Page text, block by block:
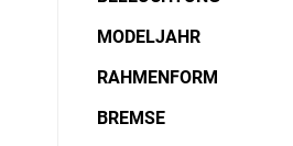
MODELJAHR
RAHMENFORM
BREMSE